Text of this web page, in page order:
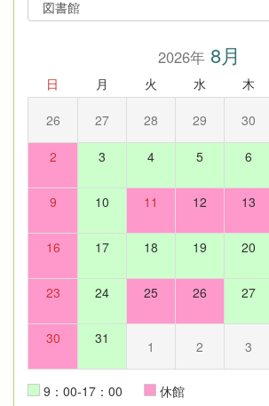
2026年8月
日 月 火 水 木
26 27 28 29 30
2 3 4 5 6
9 10 11 12 13
16 17 18 19 20
23 24 25 26 27
30 31 1 2 3
9：00-17：00 休館